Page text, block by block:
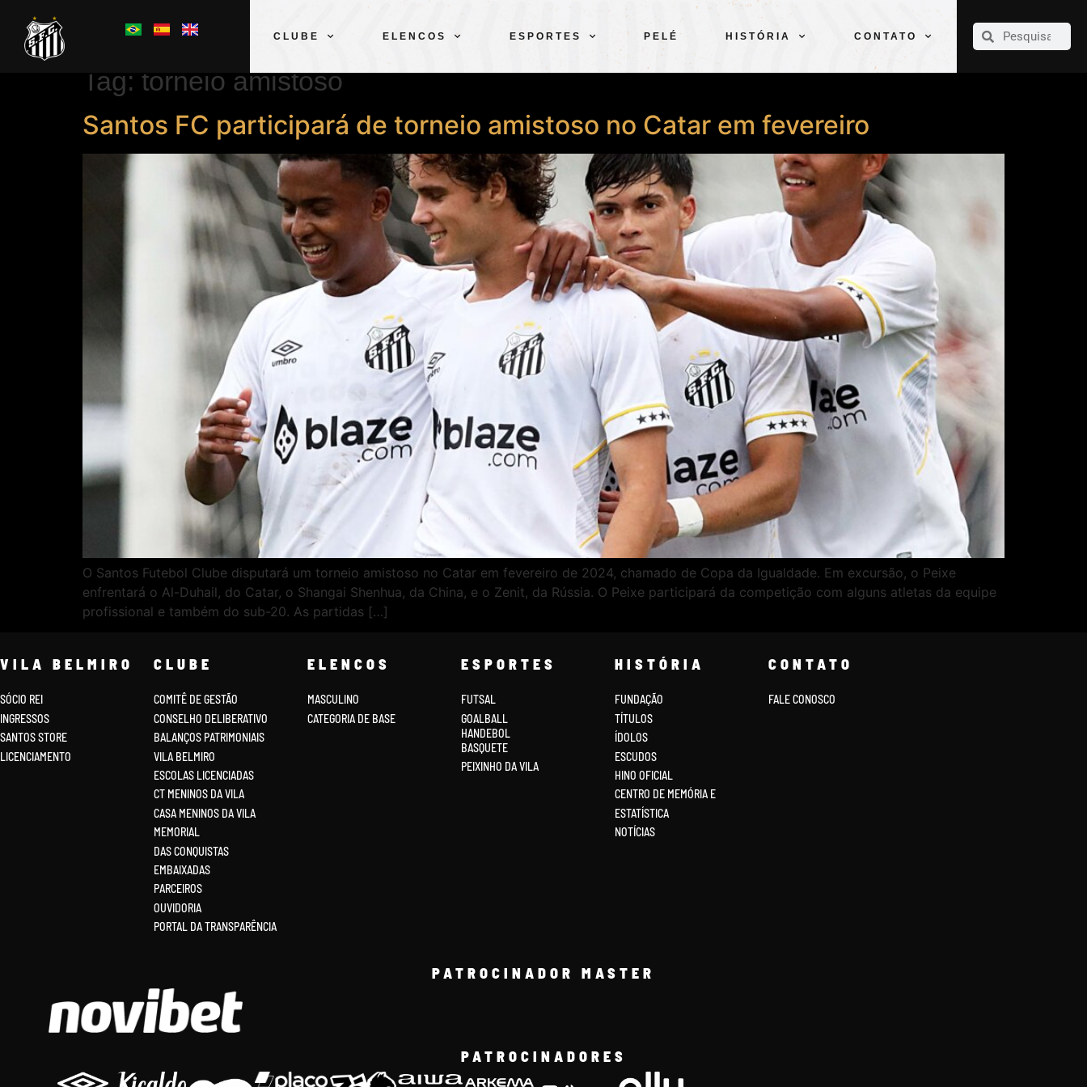
CLUBE ELENCOS ESPORTES PELÉ HISTÓRIA CONTATO
CLUBE
Tag: torneio amistoso
Santos FC participará de torneio amistoso no Catar em fevereiro
O Santos Futebol Clube disputará um torneio amistoso no Catar em fevereiro de 2024, chamado de Copa da Igualdade. Em excursão, o Peixe
enfrentará o Al-Duhail, do Catar, o Shangai Shenhua, da China, e o Zenit, da Rússia. O Peixe participará da competição com alguns atletas da equipe
profissional e também do sub-20. As partidas […]
VILA BELMIRO
SÓCIO REI
INGRESSOS
SANTOS STORE
LICENCIAMENTO
CLUBE
COMITÊ DE GESTÃO
CONSELHO DELIBERATIVO
BALANÇOS PATRIMONIAIS
VILA BELMIRO
ESCOLAS LICENCIADAS
CT MENINOS DA VILA
CASA MENINOS DA VILA
MEMORIAL
DAS CONQUISTAS
EMBAIXADAS
PARCEIROS
OUVIDORIA
PORTAL DA TRANSPARÊNCIA
ELENCOS
MASCULINO
CATEGORIA DE BASE
ESPORTES
FUTSAL
GOALBALL
HANDEBOL
BASQUETE
PEIXINHO DA VILA
HISTÓRIA
FUNDAÇÃO
TÍTULOS
ÍDOLOS
ESCUDOS
HINO OFICIAL
CENTRO DE MEMÓRIA E
ESTATÍSTICA
NOTÍCIAS
CONTATO
FALE CONOSCO
PATROCINADOR MASTER
PATROCINADORES